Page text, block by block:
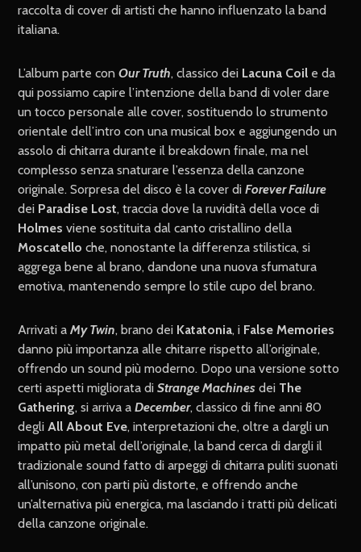
raccolta di cover di artisti che hanno influenzato la band
italiana.
L’album parte conOur Truth, classico dei Lacuna Coil e da
qui possiamo capire l’intenzione della band di voler dare
un tocco personale alle cover, sostituendo lo strumento
orientale dell’intro con una musical box e aggiungendo un
assolo di chitarra durante il breakdown finale, ma nel
complesso senza snaturare l’essenza della canzone
originale. Sorpresa del disco è la cover diForever Failure
dei Paradise Lost, traccia dove la ruvidità della voce di
Holmes viene sostituita dal canto cristallino della
Moscatelloche, nonostante la differenza stilistica, si
aggrega bene al brano, dandone una nuova sfumatura
emotiva, mantenendo sempre lo stile cupo del brano.
Arrivati aMy Twin, brano dei Katatonia, i False Memories
danno più importanza alle chitarre rispetto all’originale,
offrendo un sound più moderno. Dopo una versione sotto
certi aspetti migliorata diStrange Machines dei The
Gathering, si arriva aDecember, classico di fine anni 80
degliAll About Eve, interpretazioni che, oltre a dargli un
impatto più metal dell’originale, la band cerca di dargli il
tradizionale sound fatto di arpeggi di chitarra puliti suonati
all’unisono, con parti più distorte, e offrendo anche
un’alternativa più energica, ma lasciando i tratti più delicati
della canzone originale.